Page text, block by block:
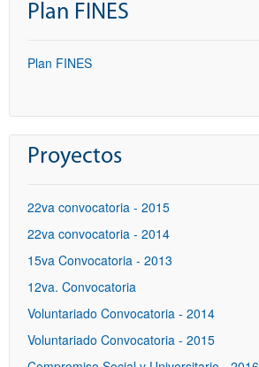
Plan FINES
Plan FINES
Proyectos
22va convocatoria - 2015
22va convocatoria - 2014
15va Convocatoria - 2013
12va. Convocatoria
Voluntariado Convocatoria - 2014
Voluntariado Convocatoria - 2015